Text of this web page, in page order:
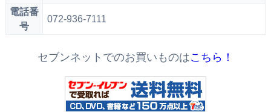
電話番
号
072-936-7111
セブンネットでのお買いものはこちら！